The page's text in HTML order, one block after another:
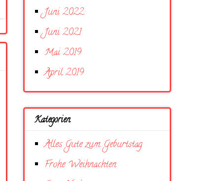
Juni 2022
Juni 2021
Mai 2019
April 2019
Kategorien
Alles Gute zum Geburtstag
Frohe Weihnachten